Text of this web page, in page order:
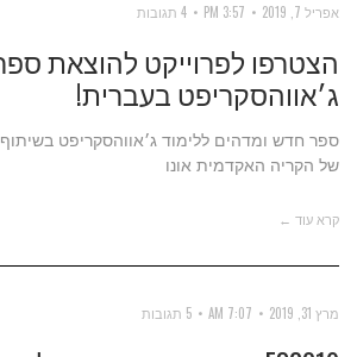
אפריל 7, 2019 3:57 PM 4 תגובות
הצטרפו לפרוייקט להוצאת
ג׳אווהסקריפט בעברית!
ספר חדש ומדהים ללימוד ג׳אווהסקריפט
של הקריה האקדמית אונו
קרא עוד ←
מרץ 31, 2019 7:07 AM 5 תגובות